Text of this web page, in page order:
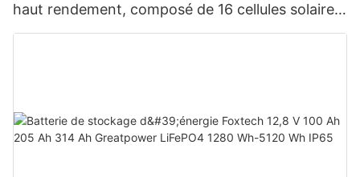
haut rendement, composé de 16 cellules solaires
BB, pour des puissances de 590 W, 620 W, 630